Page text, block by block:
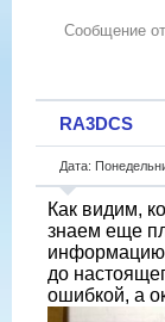
Сообщение
RA3DCS
Дата:
Как видим,
знаем еще
информацию
до
ошибкой, а